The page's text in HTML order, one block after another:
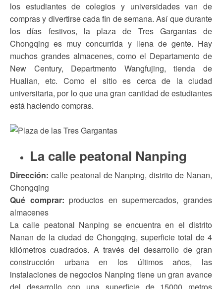
los estudiantes de colegios y universidades van de
compras y divertirse cada fin de semana. Así que durante
los días festivos, la plaza de Tres Gargantas de
Chongqing es muy concurrida y llena de gente. Hay
muchos grandes almacenes, como el Departamento de
New Century, Departmento Wangfujing, tienda de
Hualian, etc. Como el sitio es cerca de la ciudad
universitaria, por lo que una gran cantidad de estudiantes
está haciendo compras.
La calle peatonal Nanping
Dirección: calle peatonal de Nanping, distrito de Nanan,
Chongqing
Qué comprar: productos en supermercados, grandes
almacenes
La calle peatonal Nanping se encuentra en el distrito
Nanan de la ciudad de Chongqing, superficie total de 4
kilómetros cuadrados. A través del desarrollo de gran
construcción urbana en los últimos años, las
instalaciones de negocios Nanping tiene un gran avance